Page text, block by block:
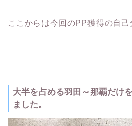
ここからは今回のPP獲得の自己
大半を占める羽田～那覇だけ
ました。